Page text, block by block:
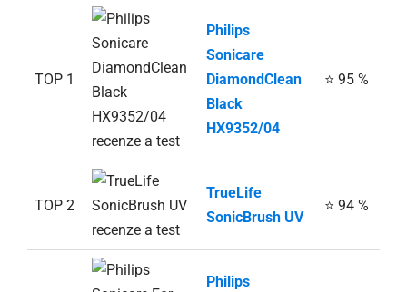
TOP 1
Philips
Sonicare
DiamondClean
Black
HX9352/04
⭐ 95 %
TOP 2
TrueLife
SonicBrush UV
⭐ 94 %
Philips